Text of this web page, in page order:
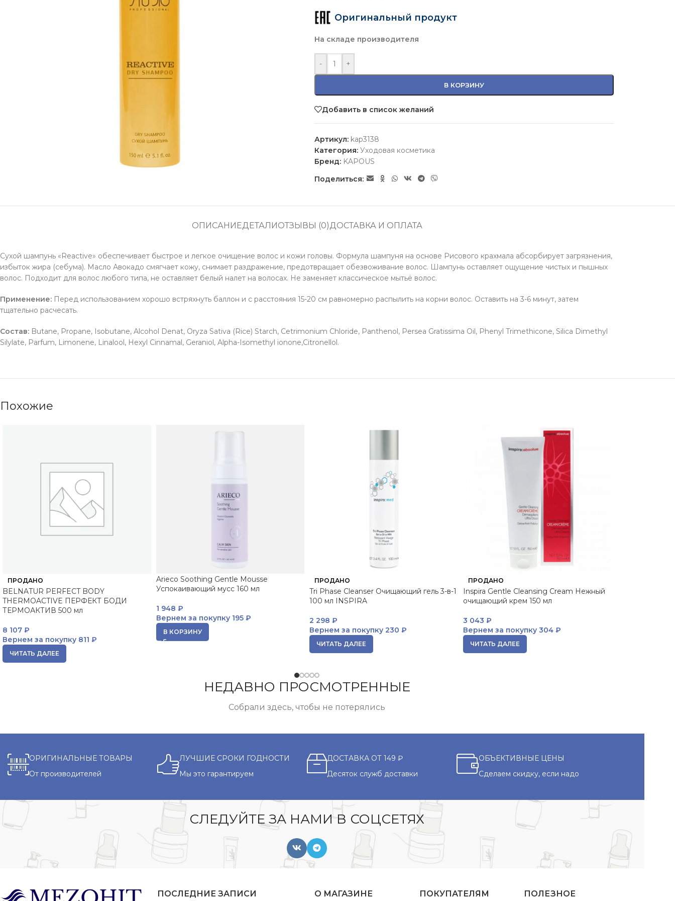
Оригинальный продукт
На складе производителя
- +
В КОРЗИНУ
Добавить в список желаний
Артикул: kap3138
Категория: Уходовая косметика
Бренд: KAPOUS
Поделиться:
ОПИСАНИЕДЕТАЛИОТЗЫВЫ (0)ДОСТАВКА И ОПЛАТА
Сухой шампунь «Reactive» обеспечивает быстрое и легкое очищение волос и кожи головы. Формула шампуня на основе Рисового крахмала абсорбирует загрязнения,
избыток жира (себума). Масло Авокадо смягчает кожу, снимает раздражение, предотвращает обезвоживание волос. Шампунь оставляет ощущение чистых и пышных
волос. Подходит для волос любого типа, не оставляет белый налет на волосах. Не заменяет классическое мытьё волос.
Применение: Перед использованием хорошо встряхнуть баллон и с расстояния 15-20 см равномерно распылить на корни волос. Оставить на 3-6 минут, затем
тщательно расчесать.
Состав: Butane, Propane, Isobutane, Alcohol Denat, Oryza Sativa (Rice) Starch, Cetrimonium Chloride, Panthenol, Persea Gratissima Oil, Phenyl Trimethicone, Silica Dimethyl
Silylate, Parfum, Limonene, Linalool, Hexyl Cinnamal, Geraniol, Alpha-Isomethyl ionone,Citronellol.
Похожие
ПРОДАНО
BELNATUR PERFECT BODY
THERMOACTIVE ПЕРФЕКТ БОДИ
ТЕРМОАКТИВ 500 мл
8 107 ₽
Вернем за покупку 811 ₽
ЧИТАТЬ ДАЛЕЕ
Arieco Soothing Gentle Mousse
Успокаивающий мусс 160 мл
1 948 ₽
Вернем за покупку195 ₽
В КОРЗИНУ
ПРОДАНО
Tri Phase Cleanser Очищающий гель 3-в-1
100 мл INSPIRA
2 298 ₽
Вернем за покупку 230 ₽
ЧИТАТЬ ДАЛЕЕ
ПРОДАНО
Inspira Gentle Cleansing Cream Нежный
очищающий крем 150 мл
3 043 ₽
Вернем за покупку304 ₽
ЧИТАТЬ ДАЛЕЕ
НЕДАВНО ПРОСМОТРЕННЫЕ
Собрали здесь, чтобы не потерялись
ОРИГИНАЛЬНЫЕ ТОВАРЫ
От производителей
ЛУЧШИЕ СРОКИ ГОДНОСТИ
Мы это гарантируем
ДОСТАВКА ОТ 149 ₽
Десяток служб доставки
ОБЪЕКТИВНЫЕ ЦЕНЫ
Сделаем скидку, если надо
СЛЕДУЙТЕ ЗА НАМИ В СОЦСЕТЯХ
ПОСЛЕДНИЕ ЗАПИСИ О МАГАЗИНЕ ПОКУПАТЕЛЯМ ПОЛЕЗНОЕ